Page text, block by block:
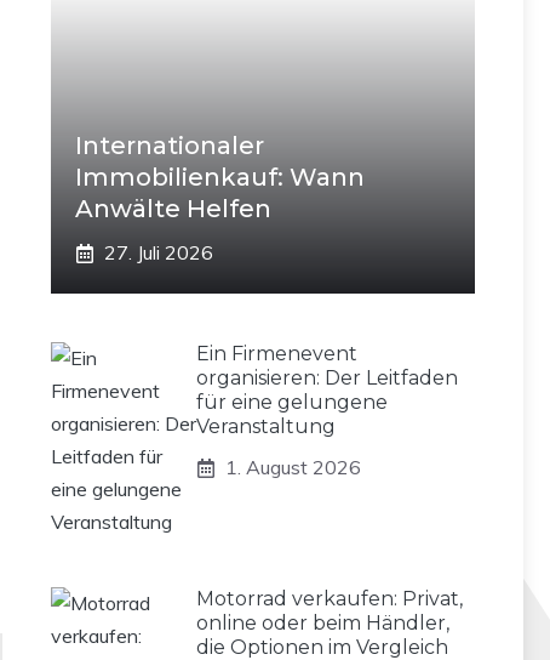
Internationaler
Immobilienkauf: Wann
Anwälte Helfen
27. Juli 2026
Ein Firmenevent
organisieren: Der Leitfaden
für eine gelungene
Veranstaltung
1. August 2026
Motorrad verkaufen: Privat,
online oder beim Händler,
die Optionen im Vergleich